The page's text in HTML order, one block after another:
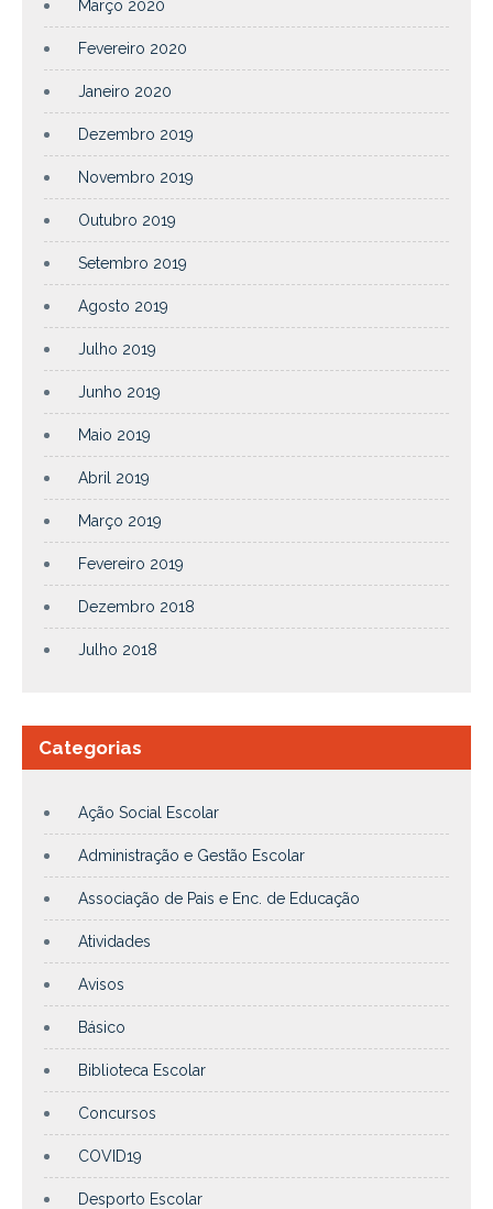
Março 2020
Fevereiro 2020
Janeiro 2020
Dezembro 2019
Novembro 2019
Outubro 2019
Setembro 2019
Agosto 2019
Julho 2019
Junho 2019
Maio 2019
Abril 2019
Março 2019
Fevereiro 2019
Dezembro 2018
Julho 2018
Categorias
Ação Social Escolar
Administração e Gestão Escolar
Associação de Pais e Enc. de Educação
Atividades
Avisos
Básico
Biblioteca Escolar
Concursos
COVID19
Desporto Escolar